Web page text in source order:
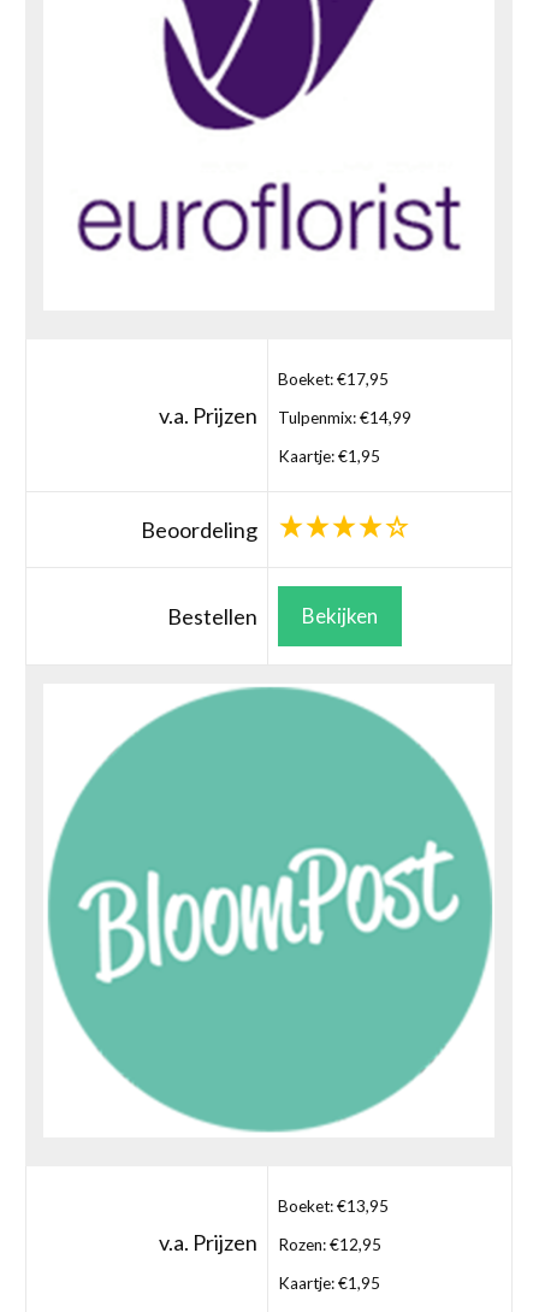
v.a. Prijzen
Boeket: €17,95
Tulpenmix: €14,99
Kaartje: €1,95
Beoordeling
Bestellen Bekijken
v.a. Prijzen
Boeket: €13,95
Rozen: €12,95
Kaartje: €1,95